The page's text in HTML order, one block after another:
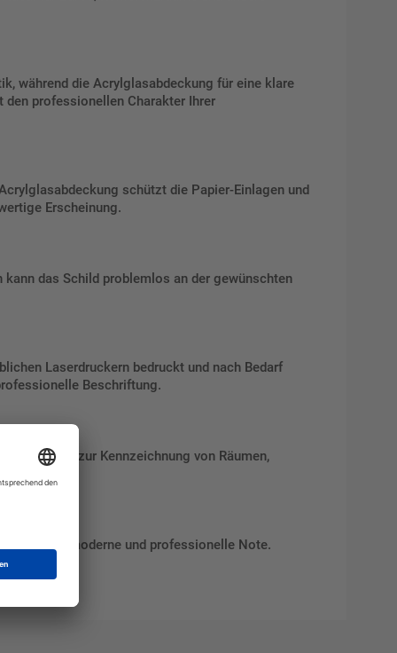
während die Acrylglasabdeckung für eine klare
professionellen Charakter Ihrer
schützt die Papier-Einlagen und
Erscheinung.
das Schild problemlos an der gewünschten
Laserdruckern bedruckt und nach Bedarf
Beschriftung.
zur Kennzeichnung von Räumen,
eine moderne und professionelle Note.